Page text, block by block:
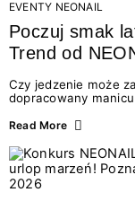
EVENTY NEONAIL
Poczuj smak
Trend od
nowych lodów
Czy jedzenie może
dopracowany
świata beauty i
zmysłami: przez
orzeźwiający zapach
NEONAIL łączy siły
na styku jedzenia i
Read More